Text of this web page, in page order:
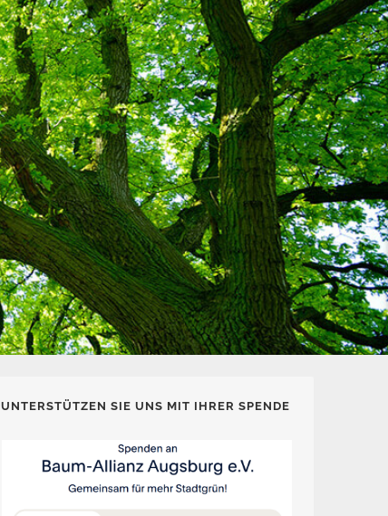
UNTERSTÜTZEN SIE UNS MIT IHRER SPENDE